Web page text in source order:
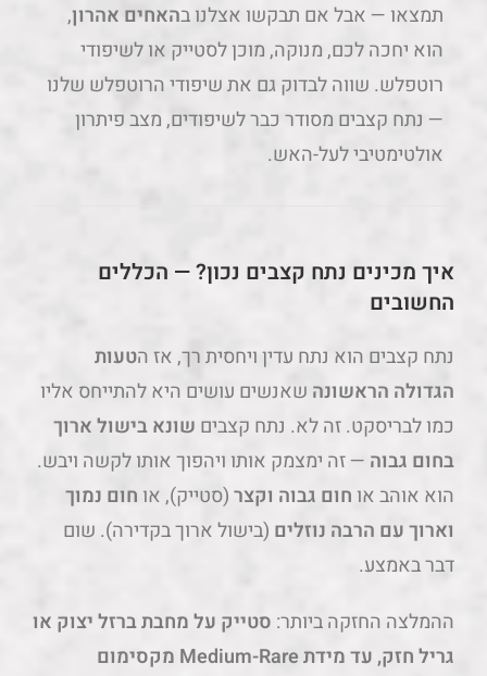
תמצאו — אבל אם תבקשו אצלנו בהאחים אהרון,
הוא יחכה לכם, מנוקה, מוכן לסטייק או לשיפודי
רוטפלש. שווה לבדוק גם את שיפודי הרוטפלש שלנו
— נתח קצבים מסודר כבר לשיפודים, מצב פיתרון
אולטימטיבי לעל-האש.
איך מכינים נתח קצבים נכון? — הכללים
החשובים
נתח קצבים הוא נתח עדין ויחסית רך, אז הטעות
הגדולה הראשונה שאנשים עושים היא להתייחס אליו
כמו לבריסקט. זה לא. נתח קצבים שונא בישול ארוך
בחום גבוה — זה ימצמק אותו ויהפוך אותו לקשה ויבש.
הוא אוהב או חום גבוה וקצר(סטייק), או חום נמוך
וארוך עם הרבה נוזלים (בישול ארוך בקדירה). שום
דבר באמצע.
ההמלצה החזקה ביותר: סטייק על מחבת ברזל יצוק או
גריל חזק, עד מידת Medium-Rare מקסימום